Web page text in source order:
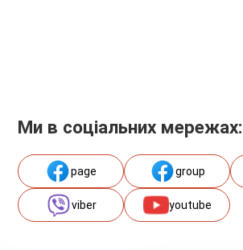
Ми в соціальних мережах:
page group
viber youtube